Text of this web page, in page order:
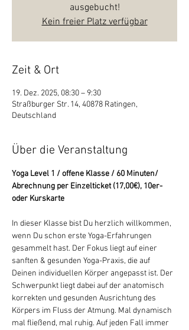
ausgebucht!
Kein freier Platz verfügbar
Zeit & Ort
19. Dez. 2025, 08:30 – 9:30
Straßburger Str. 14, 40878 Ratingen,
Deutschland
Über die Veranstaltung
Yoga Level 1 / offene Klasse / 60 Minuten/
Abrechnung per Einzelticket (17,00€), 10er-
oder Kurskarte
In dieser Klasse bist Du herzlich willkommen,
wenn Du schon erste Yoga-Erfahrungen
gesammelt hast. Der Fokus liegt auf einer
sanften & gesunden Yoga-Praxis, die auf
Deinen individuellen Körper angepasst ist. Der
Schwerpunkt liegt dabei auf der anatomisch
korrekten und gesunden Ausrichtung des
Körpers im Fluss der Atmung. Mal dynamisch
mal fließend, mal ruhig. Auf jeden Fall immer